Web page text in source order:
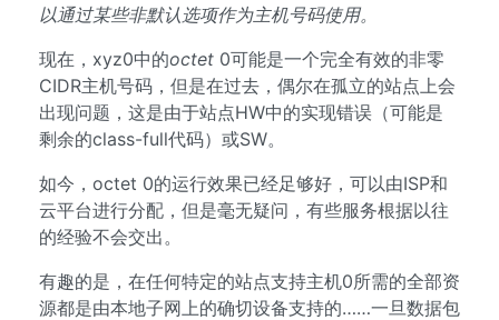
以通过某些非默认选项作为主机号码使用。
现在，xyz0中的octet 0可能是一个完全有效的非零
CIDR主机号码，但是在过去，偶尔在孤立的站点上会
出现问题，这是由于站点HW中的实现错误（可能是
剩余的class-full代码）或SW。
如今，octet 0的运行效果已经足够好，可以由ISP和
云平台进行分配，但是毫无疑问，有些服务根据以往
的经验不会交出。
有趣的是，在任何特定的站点支持主机0所需的全部资
源都是由本地子网上的确切设备支持的……一旦数据包